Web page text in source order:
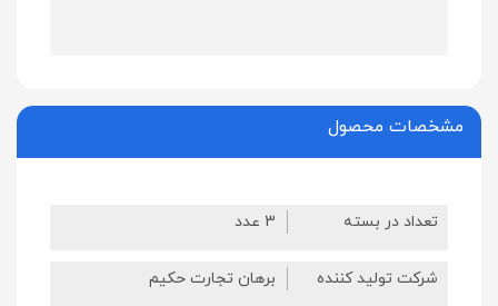
مشخصات محصول
تعداد در بسته 3 عدد
شرکت تولید کننده برهان تجارت حکیم